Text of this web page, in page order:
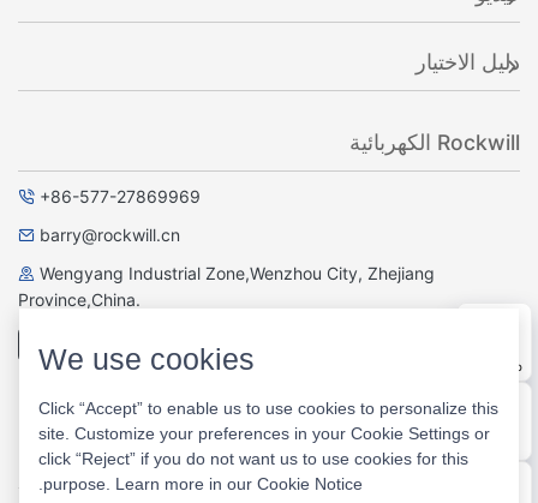
دليل الاختيار
Rockwill الكهربائية
WhatsApp
We use cookies
Click “Accept” to enable us to use cookies to personalize this
site. Customize your preferences in your Cookie Settings or
click “Reject” if you do not want us to use cookies for this
purpose. Learn more in our Cookie Notice